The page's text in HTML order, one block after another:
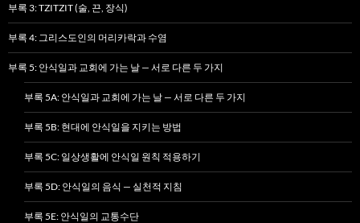
부록 3: TZITZIT (술, 끈, 장식)
부록 4: 그리스도인의 머리카락과 수염
부록 5: 안식일과 교회에 가는 날 — 서로 다른 두 가지
부록 5A: 안식일과 교회에 가는 날 — 서로 다른 두 가지
부록 5B: 현대에 안식일을 지키는 방법
부록 5C: 일상생활에 안식일 원칙 적용하기
부록 5D: 안식일의 음식 — 실천적 지침
부록 5E: 안식일의 교통수단